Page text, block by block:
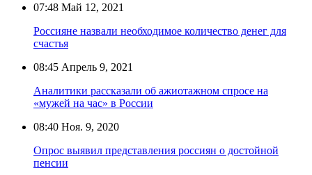
07:48 Май 12, 2021
Россияне назвали необходимое количество денег для
счастья
08:45 Апрель 9, 2021
Аналитики рассказали об ажиотажном спросе на
«мужей на час» в России
08:40 Ноя. 9, 2020
Опрос выявил представления россиян о достойной
пенсии